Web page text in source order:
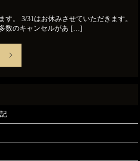
す。 3/31はお休みさせていただきます。
数のキャンセルがあ […]